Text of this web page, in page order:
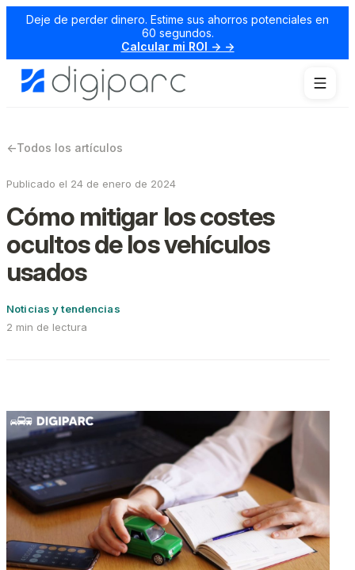
Deje de perder dinero. Estime sus ahorros potenciales en
60 segundos.
Calcular mi ROI → →
←Todos los artículos
Publicado el 24 de enero de 2024
Cómo mitigar los costes
ocultos de los vehículos
usados
Noticias y tendencias
2 min de lectura